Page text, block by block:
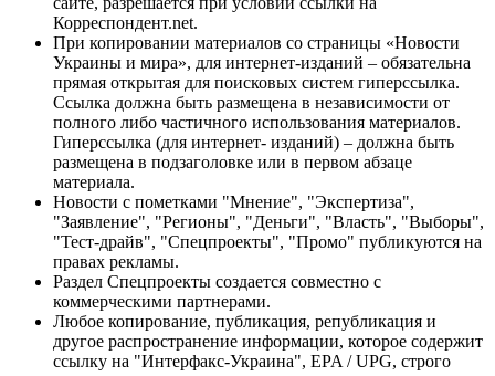
Корреспондент.net.
При копировании материалов со страницы «Новости
Украины и мира», для интернет-изданий – обязательна
прямая открытая для поисковых систем гиперссылка.
Ссылка должна быть размещена в независимости от
полного либо частичного использования материалов.
Гиперссылка (для интернет- изданий) – должна быть
размещена в подзаголовке или в первом абзаце
материала.
Новости с пометками "Мнение", "Экспертиза",
"Заявление", "Регионы", "Деньги", "Власть", "Выборы",
"Тест-драйв", "Спецпроекты", "Промо" публикуются на
правах рекламы.
Раздел Спецпроекты создается совместно с
коммерческими партнерами.
Любое копирование, публикация, републикация и
другое распространение информации, которое содержит
ссылку на "Интерфакс-Украина", EPA / UPG, строго